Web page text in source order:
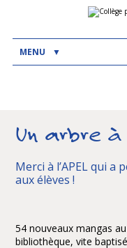
|
AllerMENU
Un arbre à
Merci à l’APEL qui
aux élèves !
54 nouveaux mangas
bibliothèque, vite